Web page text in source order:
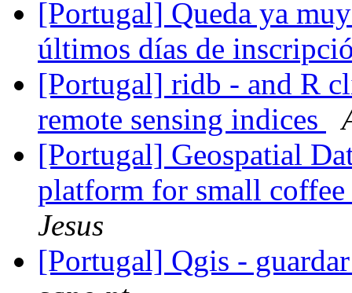
[Portugal] Queda ya
últimos días de
[Portugal] ridb - and R
remote sensing indices
[Portugal] Geospatial
platform for small
Jesus
[Portugal] Qgis -